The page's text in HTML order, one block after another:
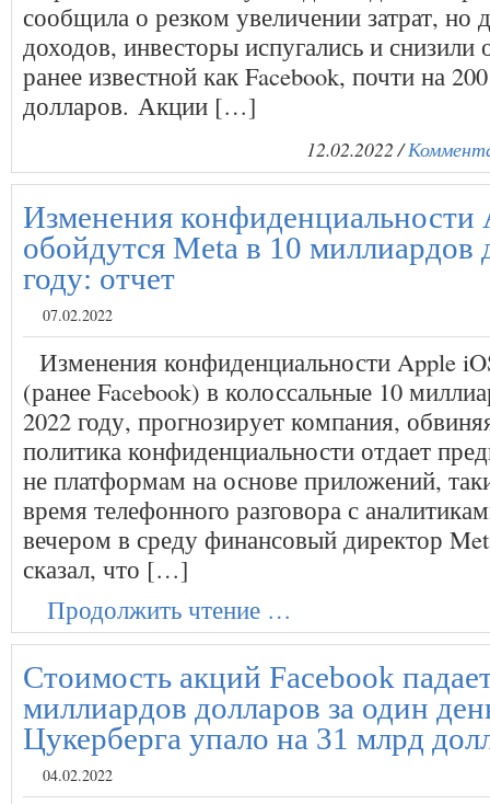
сообщила о резком увеличении затрат, но
доходов, инвесторы испугались и
ранее известной как Facebook, почти на
долларов. Акции […]
12.02.2022 /
Изменения конфиденциальности
обойдутся Meta в 10 миллиардов
году: отчет
07.02.2022
Изменения конфиденциальности Apple
(ранее Facebook) в колоссальные 10
2022 году, прогнозирует компания,
политика конфиденциальности отдает
не платформам на основе приложений,
время телефонного разговора с
вечером в среду финансовый директор
сказал, что […]
Продолжить чтение …
Стоимость акций Facebook
миллиардов долларов за один
Цукерберга упало на 31 млрд
04.02.2022